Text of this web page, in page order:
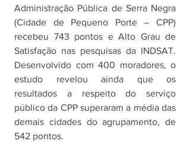
Administração Pública de Serra Negra
(Cidade de Pequeno Porte – CPP)
recebeu 743 pontos e Alto Grau de
Satisfação nas pesquisas da INDSAT.
Desenvolvido com 400 moradores, o
estudo revelou ainda que os
resultados a respeito do serviço
público da CPP superaram a média das
demais cidades do agrupamento, de
542 pontos.